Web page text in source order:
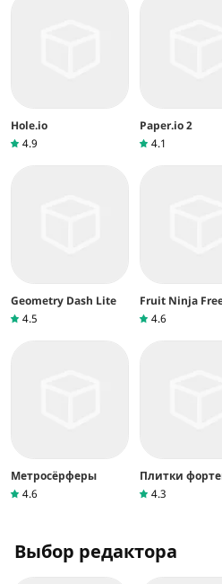
Hole.io
4.9
Paper.io 2
4.1
Geometry Dash Lite
4.5
Fruit Ninja
4.6
Метросёрферы
4.6
Плитки
2™4.3
Выбор редактора